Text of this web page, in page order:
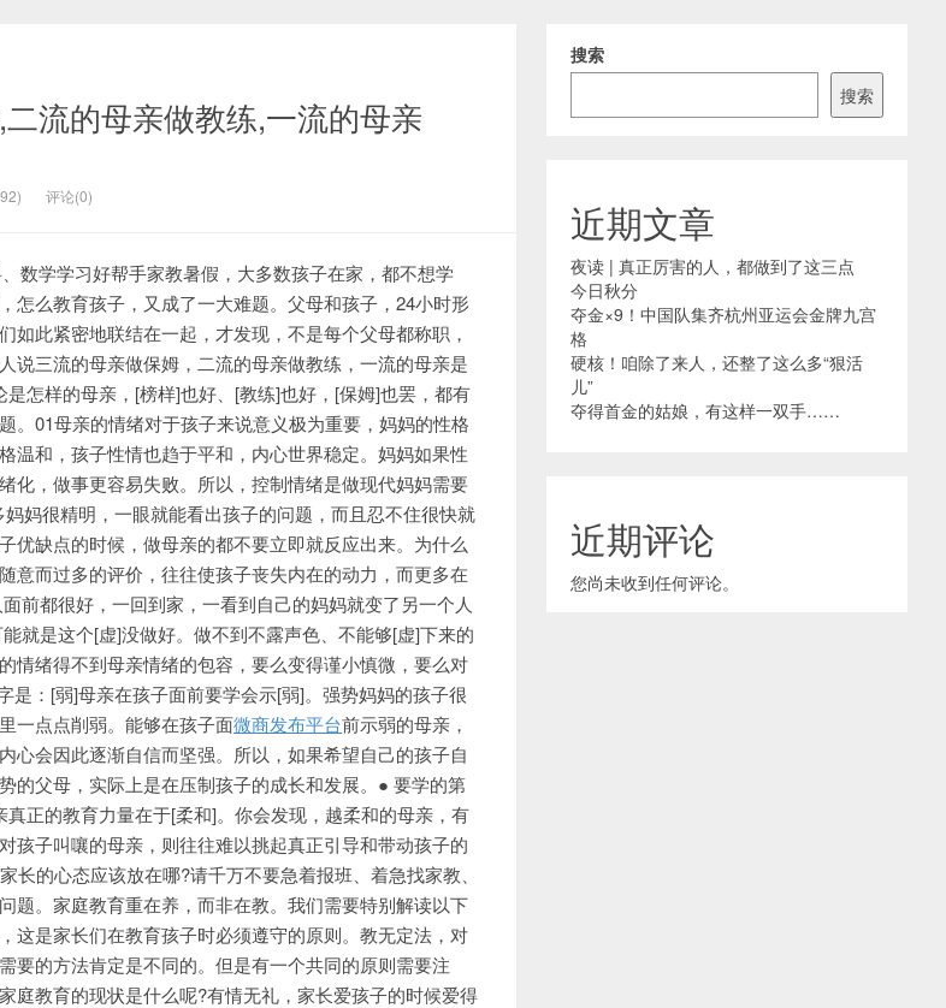
流的母亲做教练,一流的母亲
评论(0)
数学学习好帮手家教暑假，大多数孩子在家，都不想学
怎么教育孩子，又成了一大难题。父母和孩子，24小时形
如此紧密地联结在一起，才发现，不是每个父母都称职，
说三流的母亲做保姆，二流的母亲做教练，一流的母亲是
怎样的母亲，[榜样]也好、[教练]也好，[保姆]也罢，都有
。01母亲的情绪对于孩子来说意义极为重要，妈妈的性格
温和，孩子性情也趋于平和，内心世界稳定。妈妈如果性
化，做事更容易失败。所以，控制情绪是做现代妈妈需要
妈很精明，一眼就能看出孩子的问题，而且忍不住很快就
优缺点的时候，做母亲的都不要立即就反应出来。为什么
意而过多的评价，往往使孩子丧失内在的动力，而更多在
前都很好，一回到家，一看到自己的妈妈就变了另一个人
就是这个[虚]没做好。做不到不露声色、不能够[虚]下来的
情绪得不到母亲情绪的包容，要么变得谨小慎微，要么对
：[弱]母亲在孩子面前要学会示[弱]。强势妈妈的孩子很
一点点削弱。能够在孩子面微商发布平台前示弱的母亲，
心会因此逐渐自信而坚强。所以，如果希望自己的孩子自
的父母，实际上是在压制孩子的成长和发展。● 要学的第
正的教育力量在于[柔和]。你会发现，越柔和的母亲，有
孩子叫嚷的母亲，则往往难以挑起真正引导和带动孩子的
的心态应该放在哪?请千万不要急着报班、着急找家教、
题。家庭教育重在养，而非在教。我们需要特别解读以下
这是家长们在教育孩子时必须遵守的原则。教无定法，对
要的方法肯定是不同的。但是有一个共同的原则需要注
庭教育的现状是什么呢?有情无礼，家长爱孩子的时候爱得
搜索
搜索
近期文章
夜读 | 真正厉害的人，都做到了这三点
今日秋分
夺金×9！中国队集齐杭州亚运会金牌九宫
格
硬核！咱除了来人，还整了这么多“狠活
儿”
夺得首金的姑娘，有这样一双手……
近期评论
您尚未收到任何评论。